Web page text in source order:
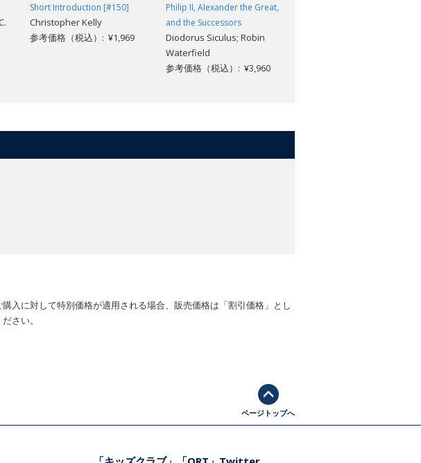
Short Introduction [#150]
Christopher Kelly
参考価格（税込）: ¥1,969
Philip II, Alexander the Great,
and the Successors
Diodorus Siculus; Robin
Waterfield
参考価格（税込）: ¥3,960
入に対して特別価格が適用される場合、販売価格は「割引価格」とし
さい。
ページトップへ